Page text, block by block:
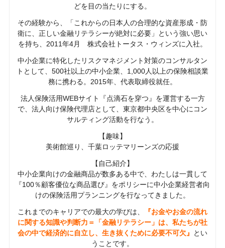
どを目の当たりにする。
その経験から、「これからの日本人の合理的な資産形成・防
衛に、正しい金融リテラシーが絶対に必要」という強い思い
を持ち、2011年4月 株式会社トータス・ウィンズに入社。
中小企業に特化したリスクマネジメント対策のコンサルタン
トとして、500社以上の中小企業、1,000人以上の保険相談業
務に携わる。2015年、代表取締役就任。
法人保険活用WEBサイト『点滴石を穿つ』を運営する一方
で、法人向け保険代理店として、東京都中央区を中心にコン
サルティング活動を行なう。
【趣味】
美術館巡り、千葉ロッテマリーンズの応援
【自己紹介】
中小企業向けの金融商品が数多ある中で、わたしは一貫して
『100％顧客優位な商品選び』をポリシーに中小企業経営者向
けの保険活用プランニングを行なってきました。
これまでのキャリアでの最大の学びは、
『お金やお金の流れ
に関する知識や判断力＝「金融リテラシー」は、私たちが社
会の中で経済的に自立し、生き抜くために必要不可欠』
とい
うことです。